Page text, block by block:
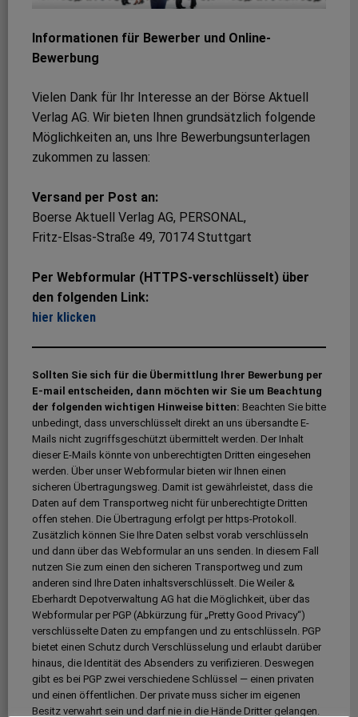
Informationen für Bewerber und Online-
Bewerbung
Vielen Dank für Ihr Interesse an der Börse Aktuell
Verlag AG. Wir bieten Ihnen grundsätzlich folgende
Möglichkeiten an, uns Ihre Bewerbungsunterlagen
zukommen zu lassen:
Versand per Post an:
Boerse Aktuell Verlag AG, PERSONAL,
Fritz-Elsas-Straße 49, 70174 Stuttgart
Per Webformular (HTTPS-verschlüsselt) über
den folgenden Link:
hier klicken
Sollten Sie sich für die Übermittlung Ihrer Bewerbung per
E-mail entscheiden, dann möchten wir Sie um Beachtung
der folgenden wichtigen Hinweise bitten: Beachten Sie bitte
unbedingt, dass unverschlüsselt direkt an uns übersandte E-
Mails nicht zugriffsgeschützt übermittelt werden. Der Inhalt
dieser E-Mails könnte von unberechtigten Dritten eingesehen
werden. Über unser Webformular bieten wir Ihnen einen
sicheren Übertragungsweg. Damit ist gewährleistet, dass die
Daten auf dem Transportweg nicht für unberechtigte Dritten
offen stehen. Die Übertragung erfolgt per https-Protokoll.
Zusätzlich können Sie Ihre Daten selbst vorab verschlüsseln
und dann über das Webformular an uns senden. In diesem Fall
nutzen Sie zum einen den sicheren Transportweg und zum
anderen sind Ihre Daten inhaltsverschlüsselt. Die Weiler &
Eberhardt Depotverwaltung AG hat die Möglichkeit, über das
Webformular per PGP (Abkürzung für „Pretty Good Privacy“)
verschlüsselte Daten zu empfangen und zu entschlüsseln. PGP
bietet einen Schutz durch Verschlüsselung und erlaubt darüber
hinaus, die Identität des Absenders zu verifizieren. Deswegen
gibt es bei PGP zwei verschiedene Schlüssel — einen privaten
und einen öffentlichen. Der private muss sicher im eigenen
Besitz verwahrt sein und darf nie in die Hände Dritter gelangen.